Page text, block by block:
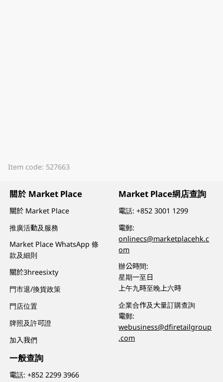
Item code: 527663
關於 Market Place
關於 Market Place
推廣活動及服務
Market Place WhatsApp 條
款及細則
關於3hreesixty
門市退/換貨政策
門店位置
牌照及許可證
加入我們
一般查詢
電話:+852 2299 3966
Market Place網店查詢
電話:+852 3001 1299
電郵:
onlinecs@marketplacehk.c
om
辦公時間:
星期一至日
上午九時至晚上六時
企業合作及大量訂購查詢
電郵:
webusiness@dfiretailgroup
.com